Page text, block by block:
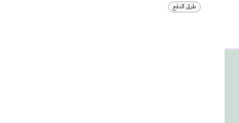
طرق الدفع